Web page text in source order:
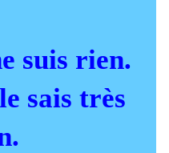
suis rien.
sais très